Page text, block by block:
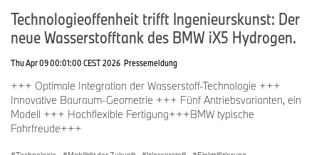
Technologieoffenheit trifft Ingenieurskunst: Der
neue Wasserstofftank des BMW iX5 Hydrogen.
Thu Apr 09 00:01:00 CEST 2026 Pressemeldung
+++ Optimale Integration der Wasserstoff-Technologie +++
Innovative Bauraum-Geometrie +++ Fünf Antriebsvarianten, ein
Modell +++ Hochflexible Fertigung+++BMW typische
Fahrfreude+++